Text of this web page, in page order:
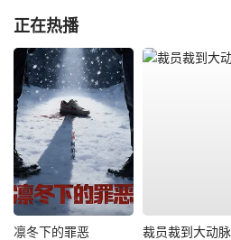
正在热播
凛冬下的罪恶 裁员裁到大动脉